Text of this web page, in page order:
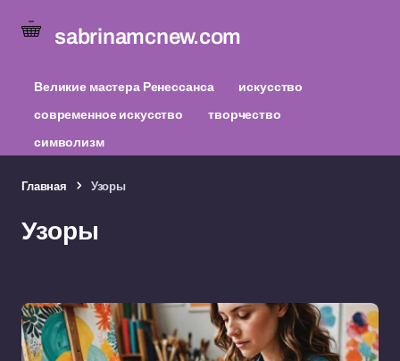
sabrinamcnew.com
Великие мастера Ренессанса
искусство
современное искусство
творчество
символизм
Главная Узоры
Узоры